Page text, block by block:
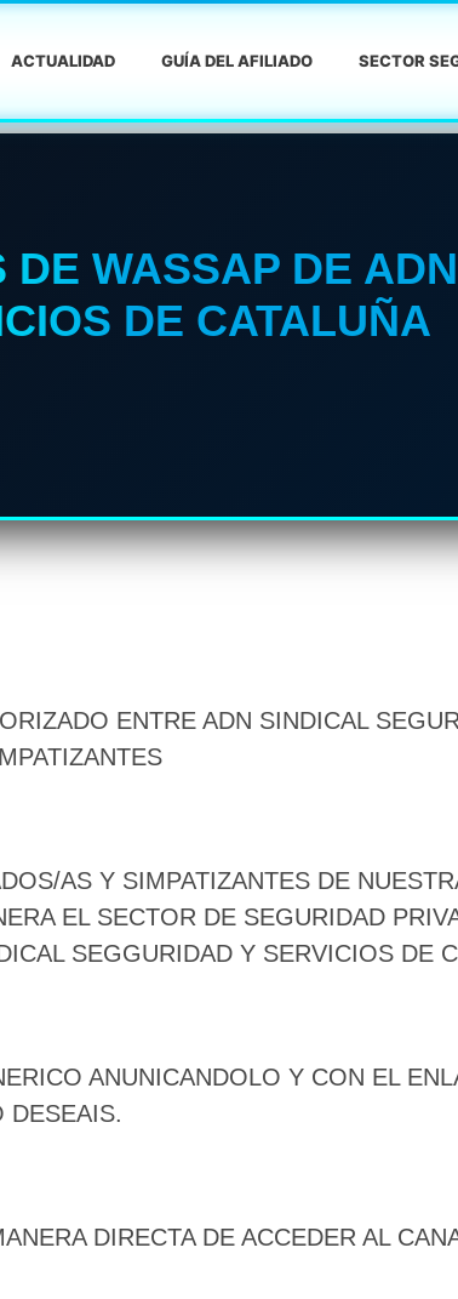
ACTUALIDAD GUÍA DEL AFILIADO SECTOR
WASSAP DE
DE CATALUÑA
ENTRE ADN SINDICAL
AS Y SIMPATIZANTES DE
EL SECTOR DE SEGURIDAD
SEGGURIDAD Y SERVICIOS DE
ANUNICANDOLO Y CON EL
DESEAIS.
DIRECTA DE ACCEDER AL